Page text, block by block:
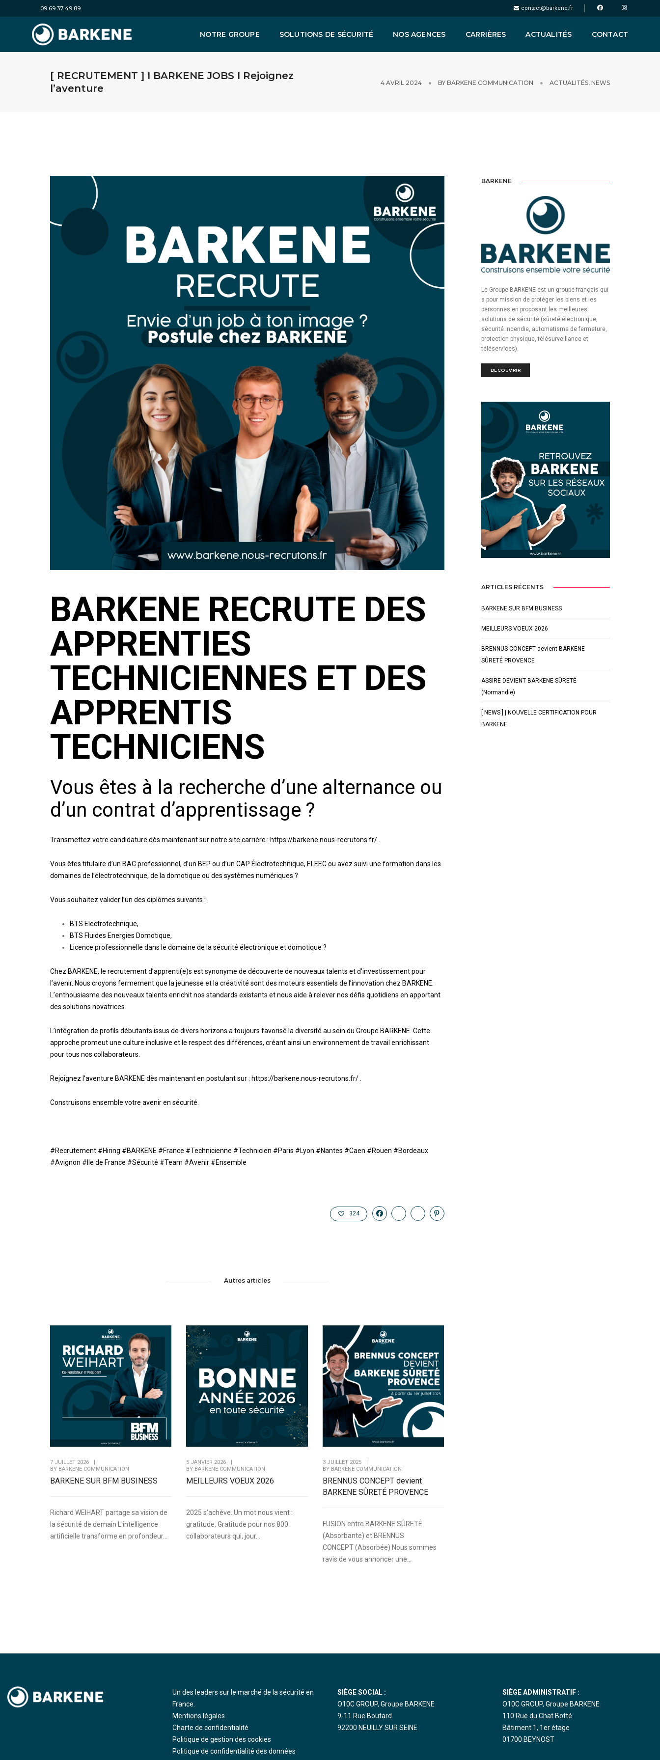
09 69 37 49 89 contact@barkene.fr
NOTRE GROUPE SOLUTIONS DE SÉCURITÉ NOS AGENCES CARRIÈRES ACTUALITÉS CONTACT
[ RECRUTEMENT ] I BARKENE JOBS I Rejoignez
l’aventure
4 AVRIL 2024 BY BARKENE COMMUNICATION ACTUALITÉS, NEWS
BARKENE RECRUTE DES
APPRENTIES
TECHNICIENNES ET DES
APPRENTIS
TECHNICIENS
Vous êtes à la recherche d’une alternance ou
d’un contrat d’apprentissage ?
Transmettez votre candidature dès maintenant sur notre site carrière : https://barkene.nous-recrutons.fr/
Vous êtes titulaire d’un BAC professionnel, d’un BEP ou d’un CAP Électrotechnique, ELEEC ou avez suivi une formation dans les
domaines de l’électrotechnique, de la domotique ou des systèmes numériques ?
Vous souhaitez valider l’un des diplômes suivants :
BTS Electrotechnique,
BTS Fluides Energies Domotique,
Licence professionnelle dans le domaine de la sécurité électronique et domotique ?
Chez BARKENE, le recrutement d’apprenti(e)s est synonyme de découverte de nouveaux talents et d’investissement pour
l’avenir. Nous croyons fermement que la jeunesse et la créativité sont des moteurs essentiels de l’innovation chez BARKENE.
L’enthousiasme des nouveaux talents enrichit nos standards existants et nous aide à relever nos défis quotidiens en apportant
des solutions novatrices.
L’intégration de profils débutants issus de divers horizons a toujours favorisé la diversité au sein du Groupe BARKENE. Cette
approche promeut une culture inclusive et le respect des différences, créant ainsi un environnement de travail enrichissant
pour tous nos collaborateurs.
Rejoignez l’aventure BARKENE dès maintenant en postulant sur : https://barkene.nous-recrutons.fr/
Construisons ensemble votre avenir en sécurité.
#Recrutement #Hiring #BARKENE #France #Technicienne #Technicien #Paris #Lyon #Nantes #Caen #Rouen #Bordeaux
#Avignon #Ile de France #Sécurité #Team #Avenir #Ensemble
324
Autres articles
7 JUILLET 2026
BY BARKENE COMMUNICATION
BARKENE SUR BFM BUSINESS
Richard WEIHART partage sa vision de
la sécurité de demain L'intelligence
artificielle transforme en profondeur...
5 JANVIER 2026
BY BARKENE COMMUNICATION
MEILLEURS VOEUX 2026
2025 s'achève. Un mot nous vient :
gratitude. Gratitude pour nos 800
collaborateurs qui, jour...
3 JUILLET 2025
BY BARKENE COMMUNICATION
BRENNUS CONCEPT devient
BARKENE SÛRETÉ PROVENCE
FUSION entre BARKENE SÛRETÉ
(Absorbante) et BRENNUS
CONCEPT (Absorbée) Nous sommes
ravis de vous annoncer une...
BARKENE
Le Groupe BARKENE est un groupe français qui
a pour mission de protéger les biens et les
personnes en proposant les meilleures
solutions de sécurité (sûreté électronique,
sécurité incendie, automatisme de fermeture,
protection physique, télésurveillance et
téléservices).
DECOUVRIR
ARTICLES RÉCENTS
BARKENE SUR BFM BUSINESS
MEILLEURS VOEUX 2026
BRENNUS CONCEPT devient BARKENE
SÛRETÉ PROVENCE
ASSIRE DEVIENT BARKENE SÛRETÉ
(Normandie)
[ NEWS ] | NOUVELLE CERTIFICATION POUR
BARKENE
Un des leaders sur le marché de la sécurité en
France.
Mentions légales
Charte de confidentialité
Politique de gestion des cookies
Politique de confidentialité des données
SIÈGE SOCIAL :
O10C GROUP, Groupe BARKENE
9-11 Rue Boutard
92200 NEUILLY SUR SEINE
SIÈGE ADMINISTRATIF :
O10C GROUP, Groupe BARKENE
110 Rue du Chat Botté
Bâtiment 1, 1er étage
01700 BEYNOST